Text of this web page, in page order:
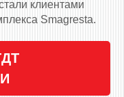
клиентами
Smagresta.